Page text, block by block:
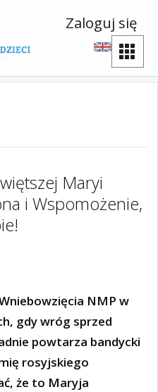
Zaloguj się
Maryi
i Wspomożenie,
NMP w
gdy wróg sprzed
powtarza bandycki
rosyjskiego
że to Maryja